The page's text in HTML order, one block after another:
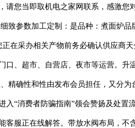
您当即取机电之家网联系，感激您
参数加工定制：是品种：煮面炉品
在采办相关产物前务必确认供应商
、超市、自营店、夜市等运营。升
确性和性由发布会员担任，又分为
“消费者防骗指南”领会赞扬及处
服正在线解答。带放水阀布局，